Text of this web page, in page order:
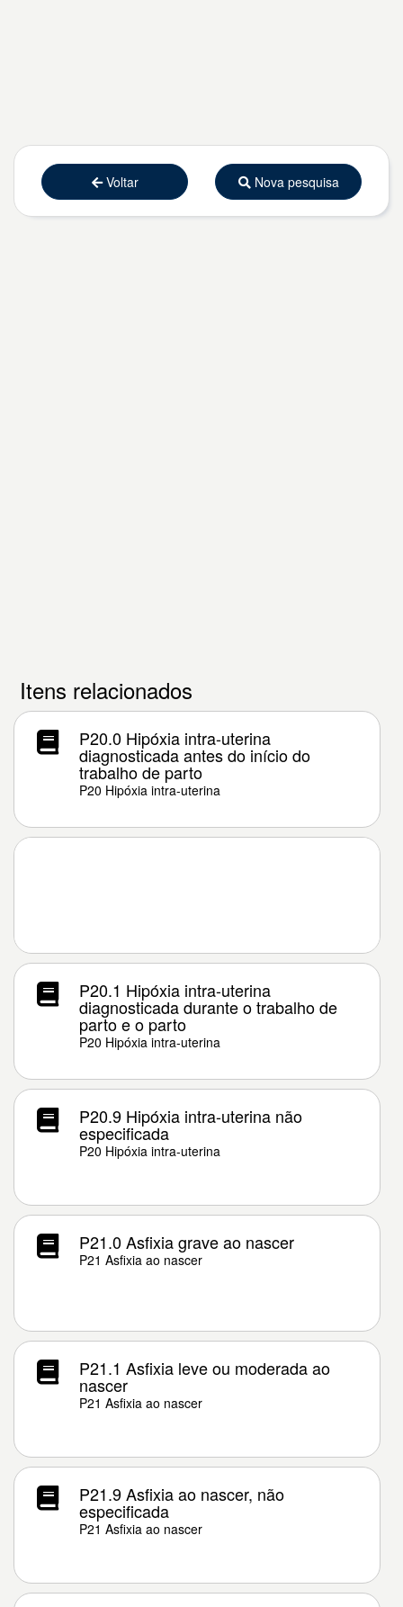
Voltar Nova pesquisa
Itens relacionados
P20.0 Hipóxia intra-uterina
diagnosticada antes do início do
trabalho de parto
P20 Hipóxia intra-uterina
P20.1 Hipóxia intra-uterina
diagnosticada durante o trabalho de
parto e o parto
P20 Hipóxia intra-uterina
P20.9 Hipóxia intra-uterina não
especificada
P20 Hipóxia intra-uterina
P21.0 Asfixia grave ao nascer
P21 Asfixia ao nascer
P21.1 Asfixia leve ou moderada ao
nascer
P21 Asfixia ao nascer
P21.9 Asfixia ao nascer, não
especificada
P21 Asfixia ao nascer